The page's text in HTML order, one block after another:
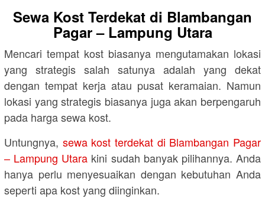
Sewa Kost Terdekat di Blambangan
Pagar – Lampung Utara
Mencari tempat kost biasanya mengutamakan lokasi
yang strategis salah satunya adalah yang dekat
dengan tempat kerja atau pusat keramaian. Namun
lokasi yang strategis biasanya juga akan berpengaruh
pada harga sewa kost.
Untungnya, sewa kost terdekat di Blambangan Pagar
– Lampung Utara kini sudah banyak pilihannya. Anda
hanya perlu menyesuaikan dengan kebutuhan Anda
seperti apa kost yang diinginkan.